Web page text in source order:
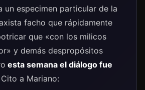
un especimen particular de la
facho que rápidamente
que «con los milicos
y demás despropósitos
esta semana el diálogo fue
Cito a Mariano: